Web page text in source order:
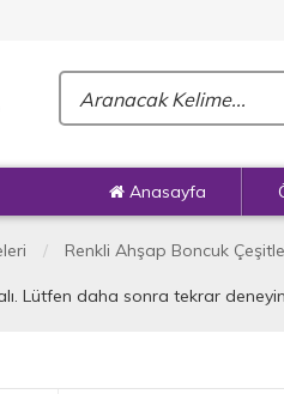
Anasayfa
Renkli Ahşap Boncuk
Lütfen daha sonra tekrar